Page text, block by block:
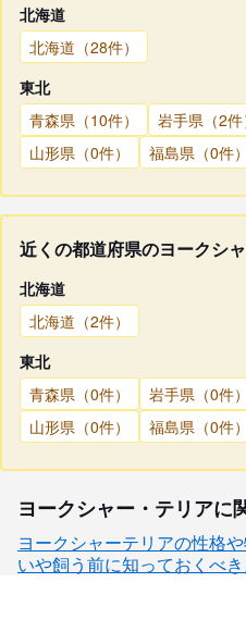
北海道
北海道（28件）
東北
青森県（10件）
岩手県（2件
山形県（0件）
福島県（0件）
近くの都道府県のヨークシ
北海道
北海道（2件）
東北
青森県（0件）
岩手県（0件）
山形県（0件）
福島県（0件）
ヨークシャー・テリアに
ヨークシャーテリアの性格
いや飼う前に知っておくべ